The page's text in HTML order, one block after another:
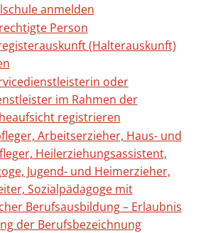
anmelden
Person
(Halterauskunft)
oder
im Rahmen der
registrieren
Arbeitserzieher, Haus- und
Heilerziehungsassistent,
Jugend- und Heimerzieher,
Sozialpädagoge mit
Berufsausbildung – Erlaubnis
der Berufsbezeichnung